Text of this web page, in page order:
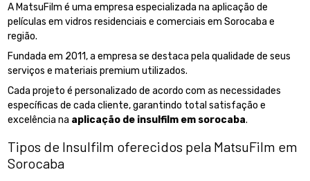
A MatsuFilm é uma empresa especializada na aplicação de
películas em vidros residenciais e comerciais em Sorocaba e
região.
Fundada em 2011, a empresa se destaca pela qualidade de seus
serviços e materiais premium utilizados.
Cada projeto é personalizado de acordo com as necessidades
específicas de cada cliente, garantindo total satisfação e
excelência na aplicação de insulfilm em sorocaba.
Tipos de Insulfilm oferecidos pela MatsuFilm em
Sorocaba